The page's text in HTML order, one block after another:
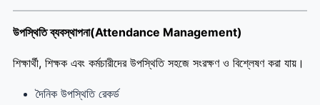
উপস্থিতি ব্যবস্থাপনা(Attendance Management)
শিক্ষার্থী, শিক্ষক এবং কর্মচারীদের উপস্থিতি সহজে সংরক্ষণ ও বিশ্লেষণ করা যায়।
দৈনিক উপস্থিতি রেকর্ড